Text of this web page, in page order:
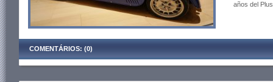
años del
COMENTÁRIOS: (0)